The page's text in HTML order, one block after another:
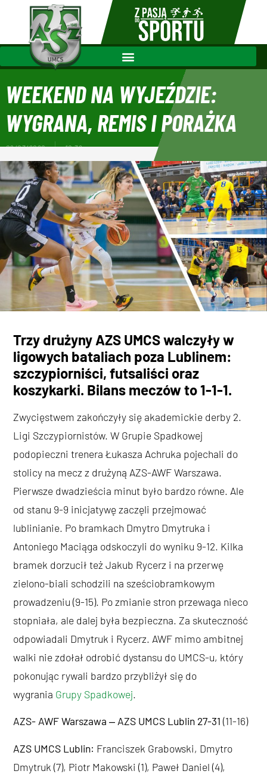
WEEKEND NA WYJEŹDZIE:
WYGRANA, REMIS I PORAŻKA
09/03/2020 10:32
Trzy drużyny AZS UMCS walczyły w
ligowych bataliach poza Lublinem:
szczypiorniści, futsaliści oraz
koszykarki. Bilans meczów to 1-1-1.
Zwycięstwem zakończyły się akademickie derby 2.
Ligi Szczypiornistów. W Grupie Spadkowej
podopieczni trenera Łukasza Achruka pojechali do
stolicy na mecz z drużyną AZS-AWF Warszawa.
Pierwsze dwadzieścia minut było bardzo równe. Ale
od stanu 9-9 inicjatywę zaczęli przejmować
lublinianie. Po bramkach Dmytro Dmytruka i
Antoniego Maciąga odskoczyli do wyniku 9-12. Kilka
bramek dorzucił też Jakub Rycerz i na przerwę
zielono-biali schodzili na sześciobramkowym
prowadzeniu (9-15). Po zmianie stron przewaga nieco
stopniała, ale dalej była bezpieczna. Za skuteczność
odpowiadali Dmytruk i Rycerz. AWF mimo ambitnej
walki nie zdołał odrobić dystansu do UMCS-u, który
pokonując rywali bardzo przybliżył się do
wygrania Grupy Spadkowej.
AZS- AWF Warszawa ‒ AZS UMCS Lublin 27-31(11-16)
AZS UMCS Lublin: Franciszek Grabowski, Dmytro
Dmytruk (7), Piotr Makowski (1), Paweł Daniel (4),